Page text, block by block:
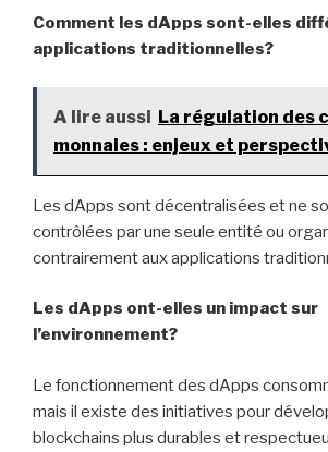
Comment les dApps sont-elles
applications traditionnelles?
A lire aussi La régulation des
monnaies : enjeux et
Les dApps sont décentralisées et ne
contrôlées par une seule entité ou
contrairement aux applications
Les dApps ont-elles un impact sur
l’environnement?
Le fonctionnement des dApps
mais il existe des initiatives pour
blockchains plus durables et